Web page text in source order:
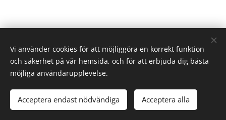
Cookies
Vi använder cookies för att möjliggöra en korrekt funktion
och säkerhet på vår hemsida, och för att erbjuda dig bästa
möjliga användarupplevelse.
Acceptera endast nödvändiga Acceptera alla